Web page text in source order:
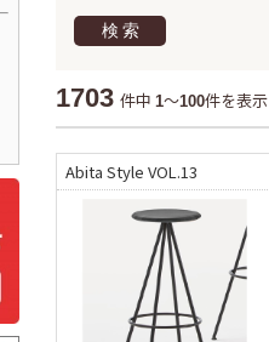
検索
1703 件中 1～100件を表示
Abita Style VOL.13